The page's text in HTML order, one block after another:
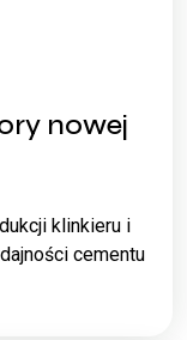
nowej
klinkieru i
cementu